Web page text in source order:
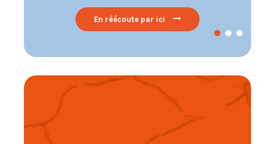
En réécoute par ici